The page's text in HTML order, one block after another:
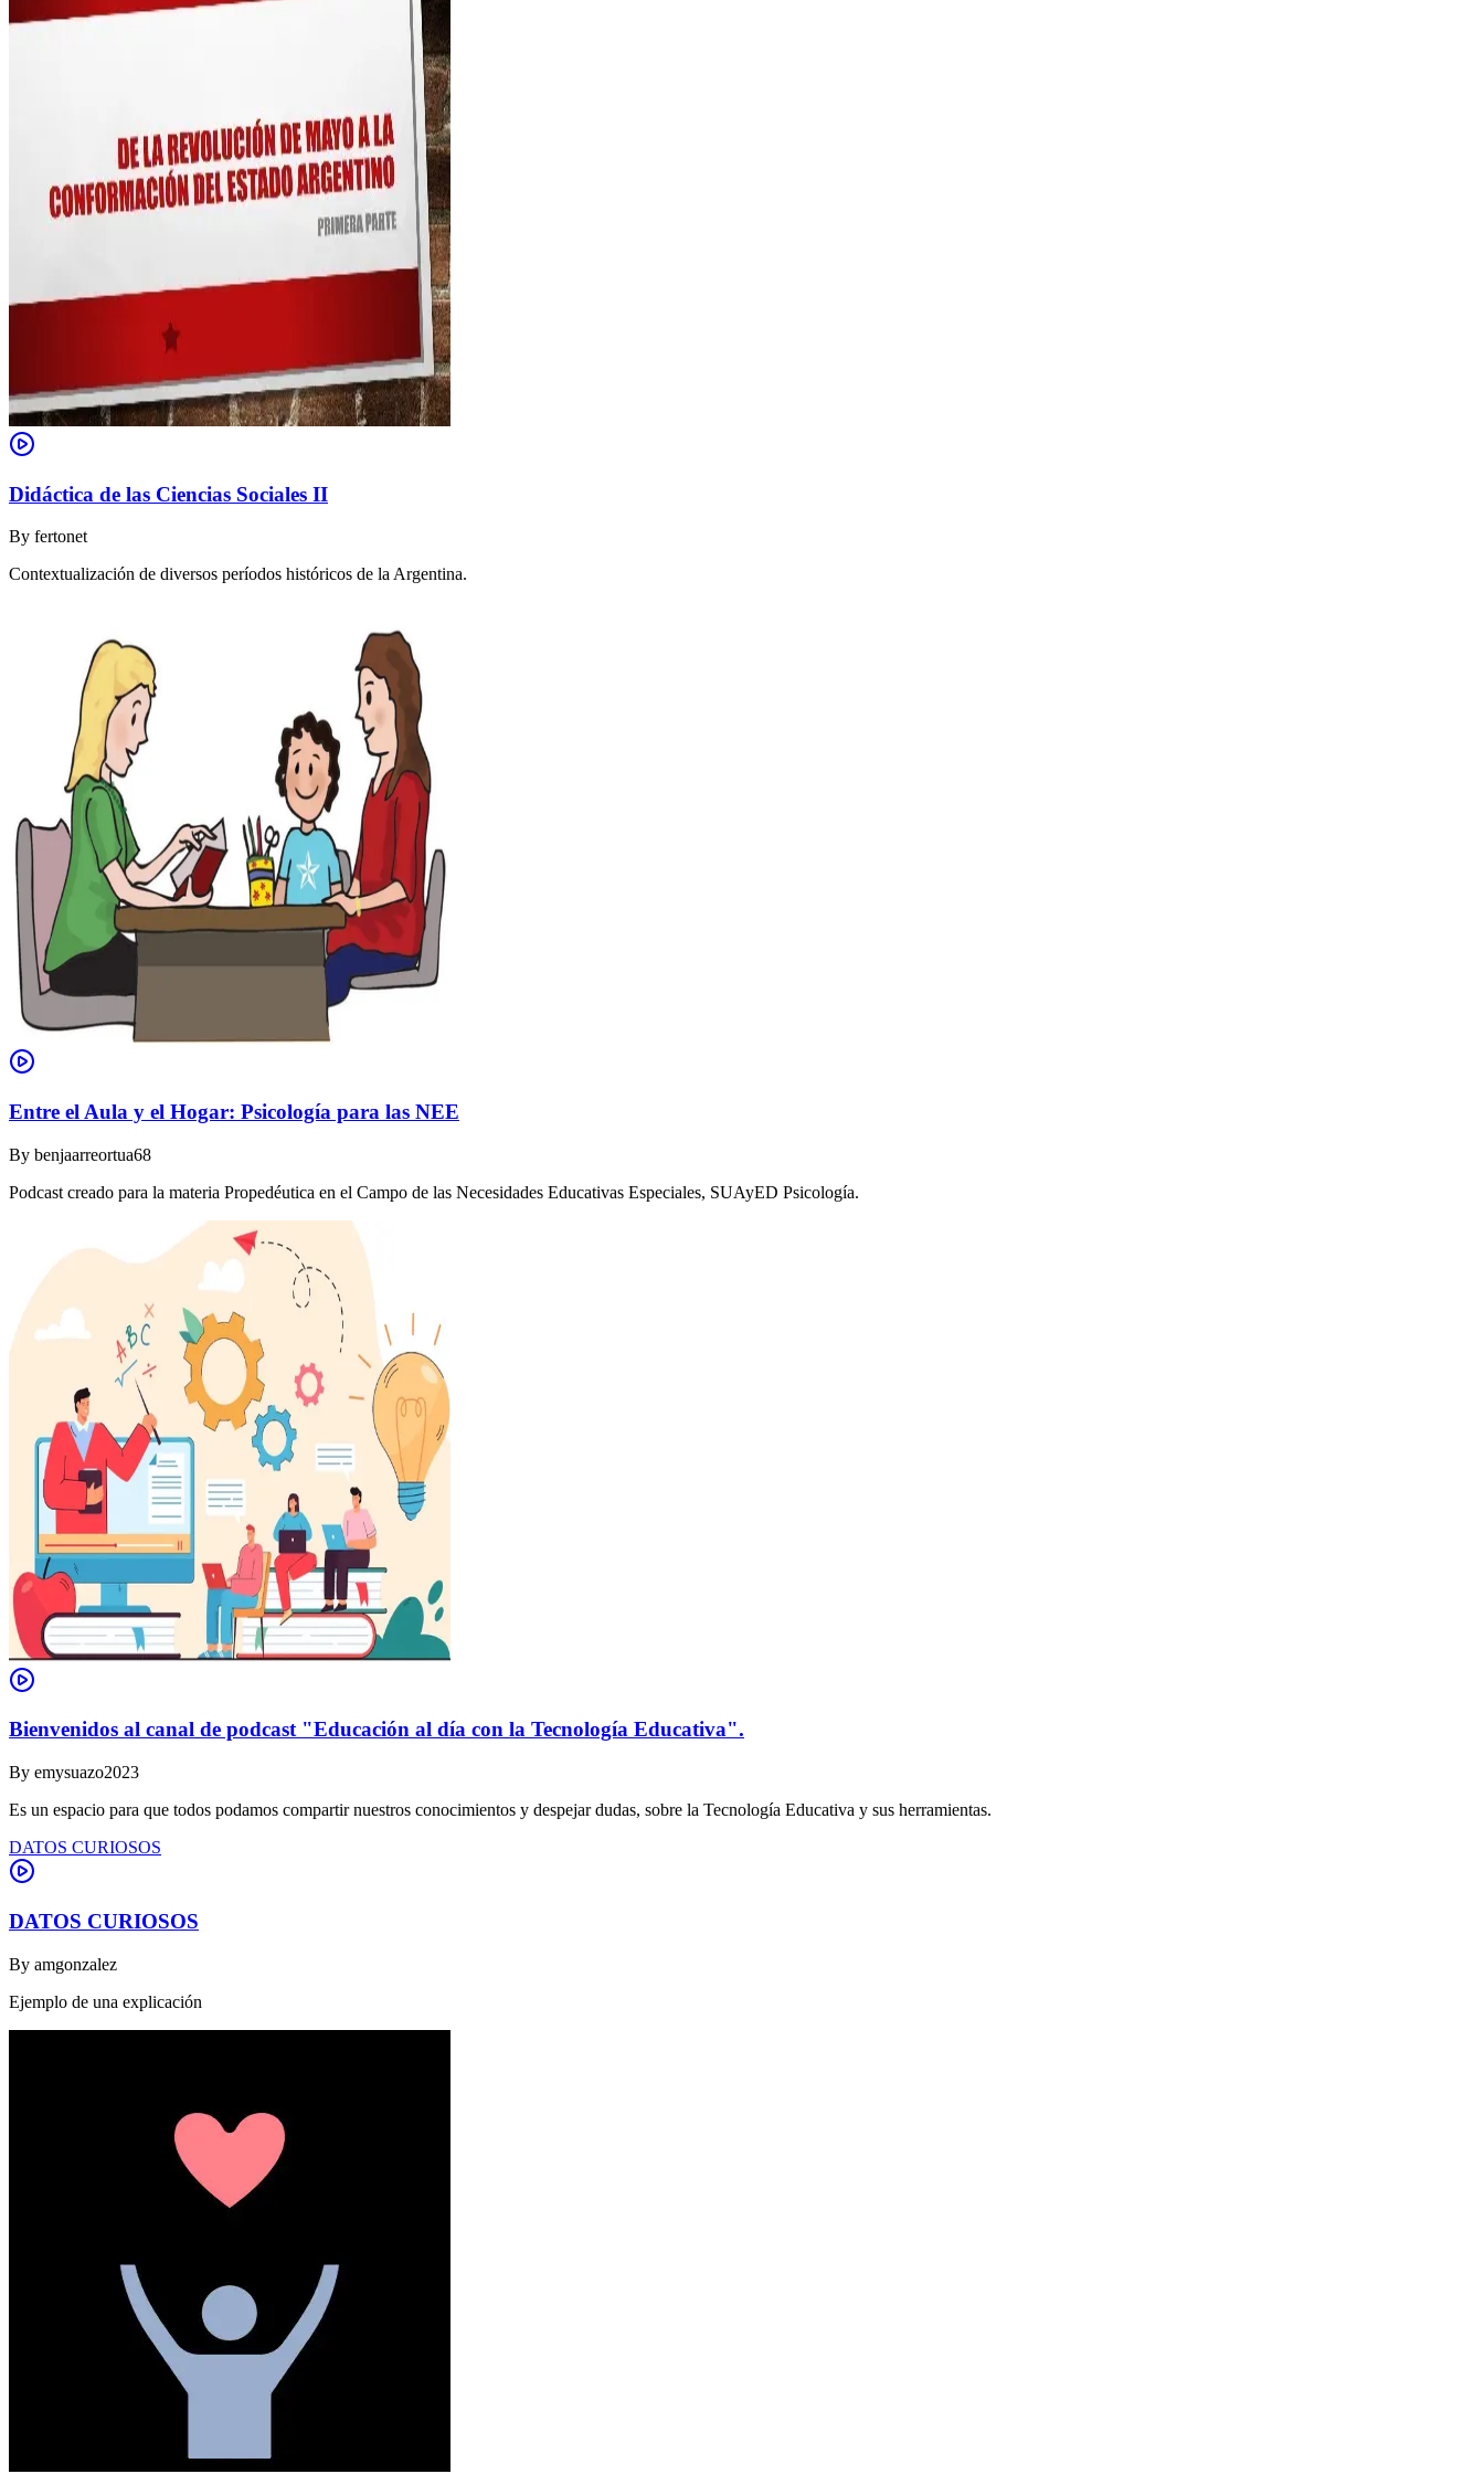
Didáctica de las Ciencias Sociales II
By fertonet
Contextualización de diversos períodos históricos de la Argentina.
Entre el Aula y el Hogar: Psicología para las NEE
By benjaarreortua68
Podcast creado para la materia Propedéutica en el Campo de las Necesidades Educativas Especiales, SUAyED Psicología.
Bienvenidos al canal de podcast "Educación al día con la Tecnología Educativa".
By emysuazo2023
Es un espacio para que todos podamos compartir nuestros conocimientos y despejar dudas, sobre la Tecnología Educativa y sus herramientas.
DATOS CURIOSOS
DATOS CURIOSOS
By amgonzalez
Ejemplo de una explicación